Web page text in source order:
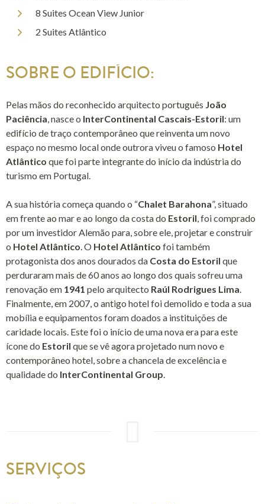
8 Suites Ocean View Junior
2 Suites Atlântico
SOBRE O EDIFÍCIO:
Pelas mãos do reconhecido arquitecto português João
Paciência, nasce o InterContinental Cascais-Estoril: um
edifício de traço contemporâneo que reinventa um novo
espaço no mesmo local onde outrora viveu o famoso Hotel
Atlântico que foi parte integrante do início da indústria do
turismo em Portugal.
A sua história começa quando o “Chalet Barahona”, situado
em frente ao mar e ao longo da costa do Estoril, foi comprado
por um investidor Alemão para, sobre ele, projetar e construir
o Hotel Atlântico. O Hotel Atlântico foi também
protagonista dos anos dourados da Costa do Estoril que
perduraram mais de 60 anos ao longo dos quais sofreu uma
renovação em 1941 pelo arquitecto Raúl Rodrigues Lima.
Finalmente, em 2007, o antigo hotel foi demolido e toda a sua
mobília e equipamentos foram doados a instituições de
caridade locais. Este foi o início de uma nova era para este
ícone do Estoril que se vê agora projetado num novo e
contemporâneo hotel, sobre a chancela de excelência e
qualidade do InterContinental Group.
SERVIÇOS